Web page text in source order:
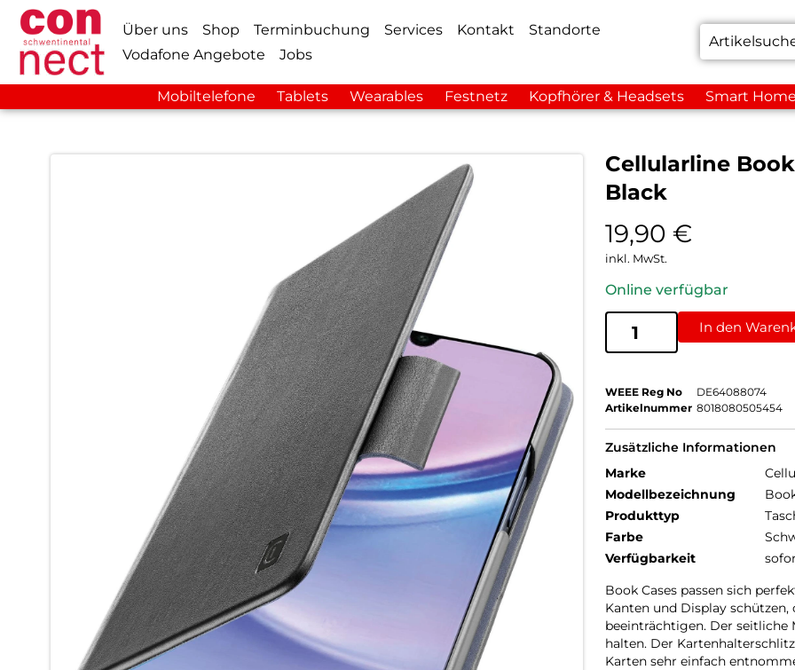
Über uns Shop Terminbuchung Services Kontakt
Standorte
Vodafone Angebote
Jobs
Mobiltelefone Tablets Wearables Festnetz Kopfhörer & Headsets Smart
Cellularline
Black
19,90 €
inkl. MwSt.
Online verfügbar
In den
WEEE Reg No
DE64088074
Artikelnummer 8018080505454
Zusätzliche Informationen
Marke
Modellbezeichnung
Produkttyp
Farbe
Verfügbarkeit
Book Cases passen sich
Kanten und Display
beeinträchtigen. Der seitliche
halten. Der
Karten sehr einfach